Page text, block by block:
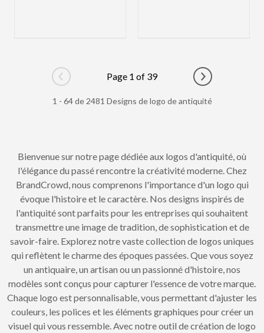
Go to previous page
Page 1 of 39
Go to next
1 - 64 de 2481 Designs de logo de antiquité
Bienvenue sur notre page dédiée aux logos d'antiquité, où
l'élégance du passé rencontre la créativité moderne. Chez
BrandCrowd, nous comprenons l'importance d'un logo qui
évoque l'histoire et le caractère. Nos designs inspirés de
l'antiquité sont parfaits pour les entreprises qui souhaitent
transmettre une image de tradition, de sophistication et de
savoir-faire. Explorez notre vaste collection de logos uniques
qui reflètent le charme des époques passées. Que vous soyez
un antiquaire, un artisan ou un passionné d'histoire, nos
modèles sont conçus pour capturer l'essence de votre marque.
Chaque logo est personnalisable, vous permettant d'ajuster les
couleurs, les polices et les éléments graphiques pour créer un
visuel qui vous ressemble. Avec notre outil de création de logo